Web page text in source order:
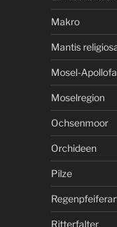
Makro
Mantis
Mosel-
Moselregion
Ochsenmoor
Orchideen
Pilze
Ritterfalter